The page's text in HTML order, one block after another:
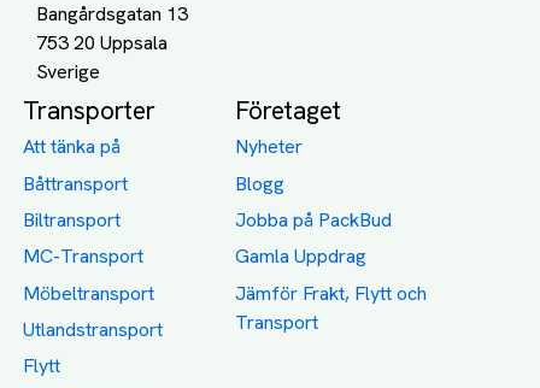
Bangårdsgatan 13
753 20 Uppsala
Transporter
Att tänka på
Båttransport
Biltransport
MC-Transport
Möbeltransport
Utlandstransport
Flytt
Företaget
Nyheter
Blogg
Jobba på PackBud
Gamla Uppdrag
Jämför Frakt, Flytt och
Transport